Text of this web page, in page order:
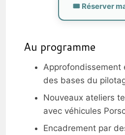
🎟️ Réserver
Au programme
Approfondissement
des bases du
Nouveaux ateliers
avec véhicules
Encadrement par